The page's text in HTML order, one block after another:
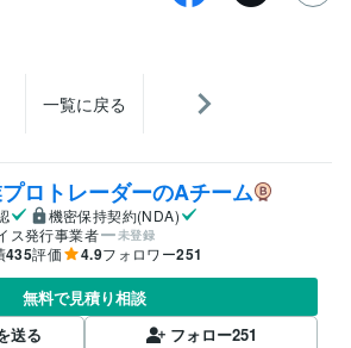
一覧に戻る
ロトレーダーのAチーム
機密保持契約(NDA)
ス発行事業者
未登録
435評価 4.9フォロワー251
無料で見積り相談
送る
フォロー251